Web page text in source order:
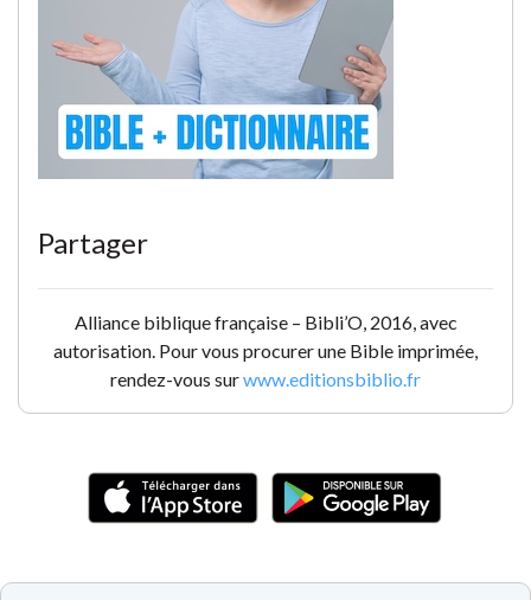
Partager
Alliance biblique française – Bibli’O, 2016, avec
autorisation. Pour vous procurer une Bible imprimée,
rendez-vous surwww.editionsbiblio.fr